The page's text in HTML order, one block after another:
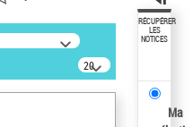
20
résultats/page
RÉCUPÉRER
LES
NOTICES
Ma